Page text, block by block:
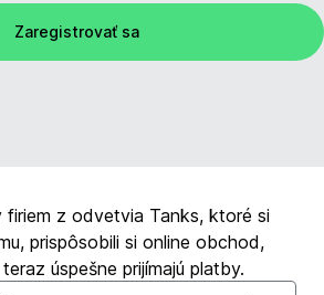
Zaregistrovať sa
firiem z odvetvia Tanks, ktoré si
prispôsobili si online obchod,
úspešne prijímajú platby.